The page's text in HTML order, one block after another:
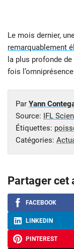
Le mois dernier,
remarquablement
la plus profonde
fois
Par Yann
Source: IFL
Étiquettes:
Catégories:
Partager cet
FACEBOOK
LINKEDIN
PINTEREST